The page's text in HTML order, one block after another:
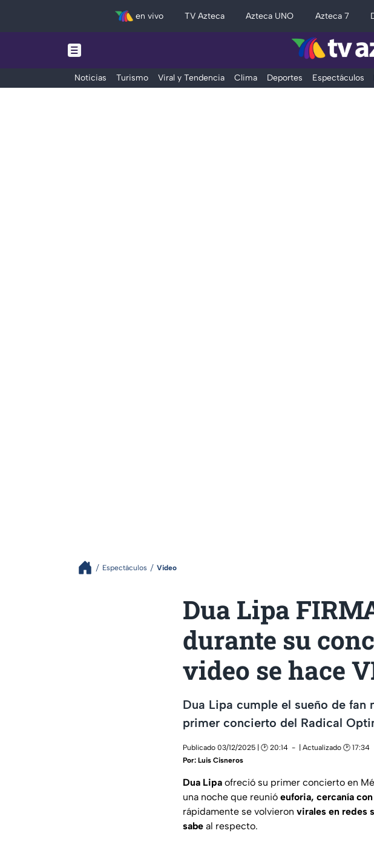
en vivo TV Azteca Azteca UNO Azteca 7
Noticias Turismo Viral y Tendencia Clima Deportes Espectáculos
Espectáculos Video
Dua Lipa
durante su
video se hace
Dua Lipa cumple el sueño de
primer concierto del Radical
Publicado 03/12/2025 | 🕑 20:14
| Actualizado 🕑 17:34
Por: Luis Cisneros
Dua Lipa ofreció su primer concierto en
una noche que reunió euforia, cercanía
rápidamente se volvieron virales en redes
sabe al respecto.